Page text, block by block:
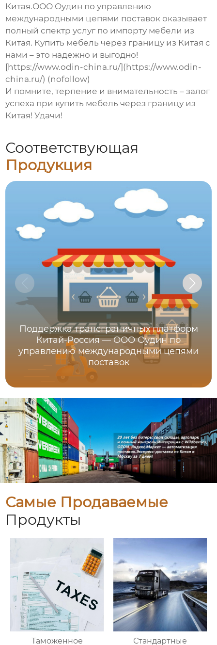
Китая.ООО Оудин по управлению
международными цепями поставок оказывает
полный спектр услуг по импорту мебели из
Китая. Купить мебель через границу из Китая с
нами – это надежно и выгодно!
[https://www.odin-china.ru/](https://www.odin-
china.ru/) (nofollow)
И помните, терпение и внимательность – залог
успеха при купить мебель через границу из
Китая! Удачи!
Соответствующая
Продукция
Поддержка трансграничных платформ
Китай-Россия — ООО Оудин по
управлению международными цепями
поставок
Самые Продаваемые
Продукты
Таможенное Стандартные